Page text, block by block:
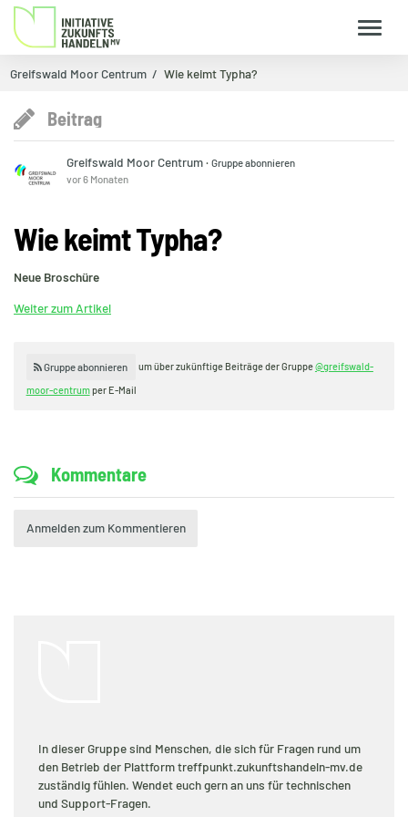
Greifswald Moor Centrum Wie keimt Typha?
Beitrag
Greifswald Moor Centrum·Gruppe abonnieren
vor 6 Monaten
Wie keimt Typha?
Neue Broschüre
Weiter zum Artikel
Gruppe abonnieren um über zukünftige Beiträge der Gruppe@greifswald-
moor-centrumper E-Mail
Kommentare
Anmelden zum Kommentieren
In dieser Gruppe sind Menschen, die sich für Fragen rund um
den Betrieb der Plattform treffpunkt.zukunftshandeln-mv.de
zuständig fühlen. Wendet euch gern an uns für technischen
und Support-Fragen.